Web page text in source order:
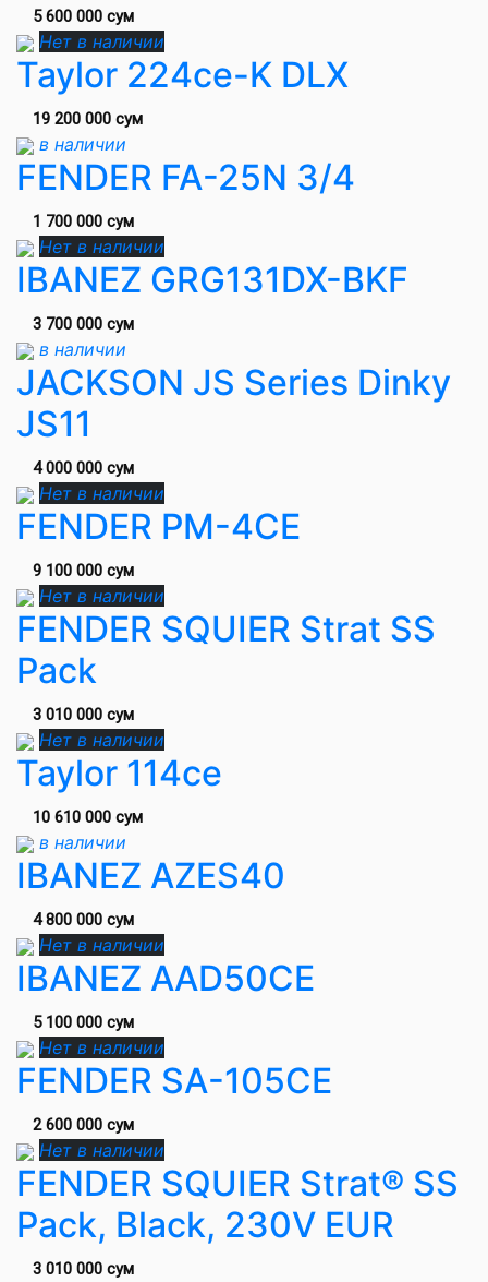
5 600 000 сум
Нет в наличии
Taylor 224ce-K DLX
19 200 000 сум
в наличии
FENDER FA-25N 3/4
1 700 000 сум
Нет в наличии
IBANEZ GRG131DX-BKF
3 700 000 сум
в наличии
JACKSON JS Series Dinky
JS11
4 000 000 сум
Нет в наличии
FENDER PM-4CE
9 100 000 сум
Нет в наличии
FENDER SQUIER Strat SS
Pack
3 010 000 сум
Нет в наличии
Taylor 114ce
10 610 000 сум
в наличии
IBANEZ AZES40
4 800 000 сум
Нет в наличии
IBANEZ AAD50CE
5 100 000 сум
Нет в наличии
FENDER SA-105CE
2 600 000 сум
Нет в наличии
FENDER SQUIER Strat® SS
Pack, Black, 230V EUR
3 010 000 сум